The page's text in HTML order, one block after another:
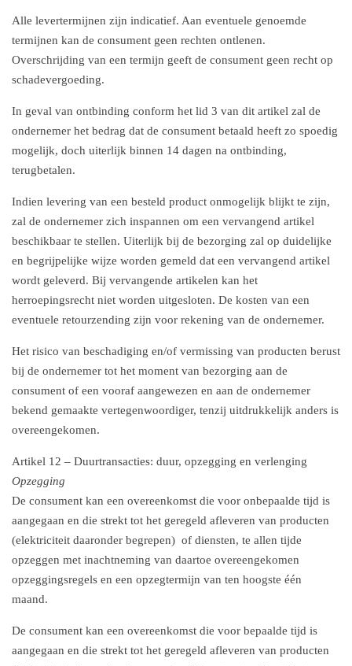
Alle levertermijnen zijn indicatief. Aan eventuele genoemde
termijnen kan de consument geen rechten ontlenen.
Overschrijding van een termijn geeft de consument geen recht op
schadevergoeding.
In geval van ontbinding conform het lid 3 van dit artikel zal de
ondernemer het bedrag dat de consument betaald heeft zo spoedig
mogelijk, doch uiterlijk binnen 14 dagen na ontbinding,
terugbetalen.
Indien levering van een besteld product onmogelijk blijkt te zijn,
zal de ondernemer zich inspannen om een vervangend artikel
beschikbaar te stellen. Uiterlijk bij de bezorging zal op duidelijke
en begrijpelijke wijze worden gemeld dat een vervangend artikel
wordt geleverd. Bij vervangende artikelen kan het
herroepingsrecht niet worden uitgesloten. De kosten van een
eventuele retourzending zijn voor rekening van de ondernemer.
Het risico van beschadiging en/of vermissing van producten berust
bij de ondernemer tot het moment van bezorging aan de
consument of een vooraf aangewezen en aan de ondernemer
bekend gemaakte vertegenwoordiger, tenzij uitdrukkelijk anders is
overeengekomen.
Artikel 12 – Duurtransacties: duur, opzegging en verlenging
Opzegging
De consument kan een overeenkomst die voor onbepaalde tijd is
aangegaan en die strekt tot het geregeld afleveren van producten
(elektriciteit daaronder begrepen) of diensten, te allen tijde
opzeggen met inachtneming van daartoe overeengekomen
opzeggingsregels en een opzegtermijn van ten hoogste één
maand.
De consument kan een overeenkomst die voor bepaalde tijd is
aangegaan en die strekt tot het geregeld afleveren van producten